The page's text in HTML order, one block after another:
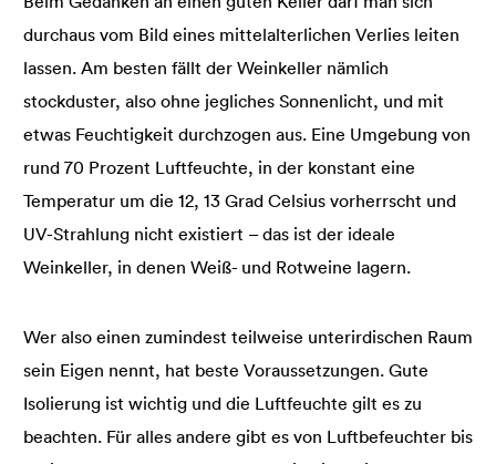
durchaus vom Bild eines mittelalterlichen Verlies leiten
lassen. Am besten fällt der Weinkeller nämlich
stockduster, also ohne jegliches Sonnenlicht, und mit
etwas Feuchtigkeit durchzogen aus. Eine Umgebung von
rund 70 Prozent Luftfeuchte, in der konstant eine
Temperatur um die 12, 13 Grad Celsius vorherrscht und
UV-Strahlung nicht existiert – das ist der ideale
Weinkeller, in denen Weiß- und Rotweine lagern.
Wer also einen zumindest teilweise unterirdischen Raum
sein Eigen nennt, hat beste Voraussetzungen. Gute
Isolierung ist wichtig und die Luftfeuchte gilt es zu
beachten. Für alles andere gibt es von Luftbefeuchter bis